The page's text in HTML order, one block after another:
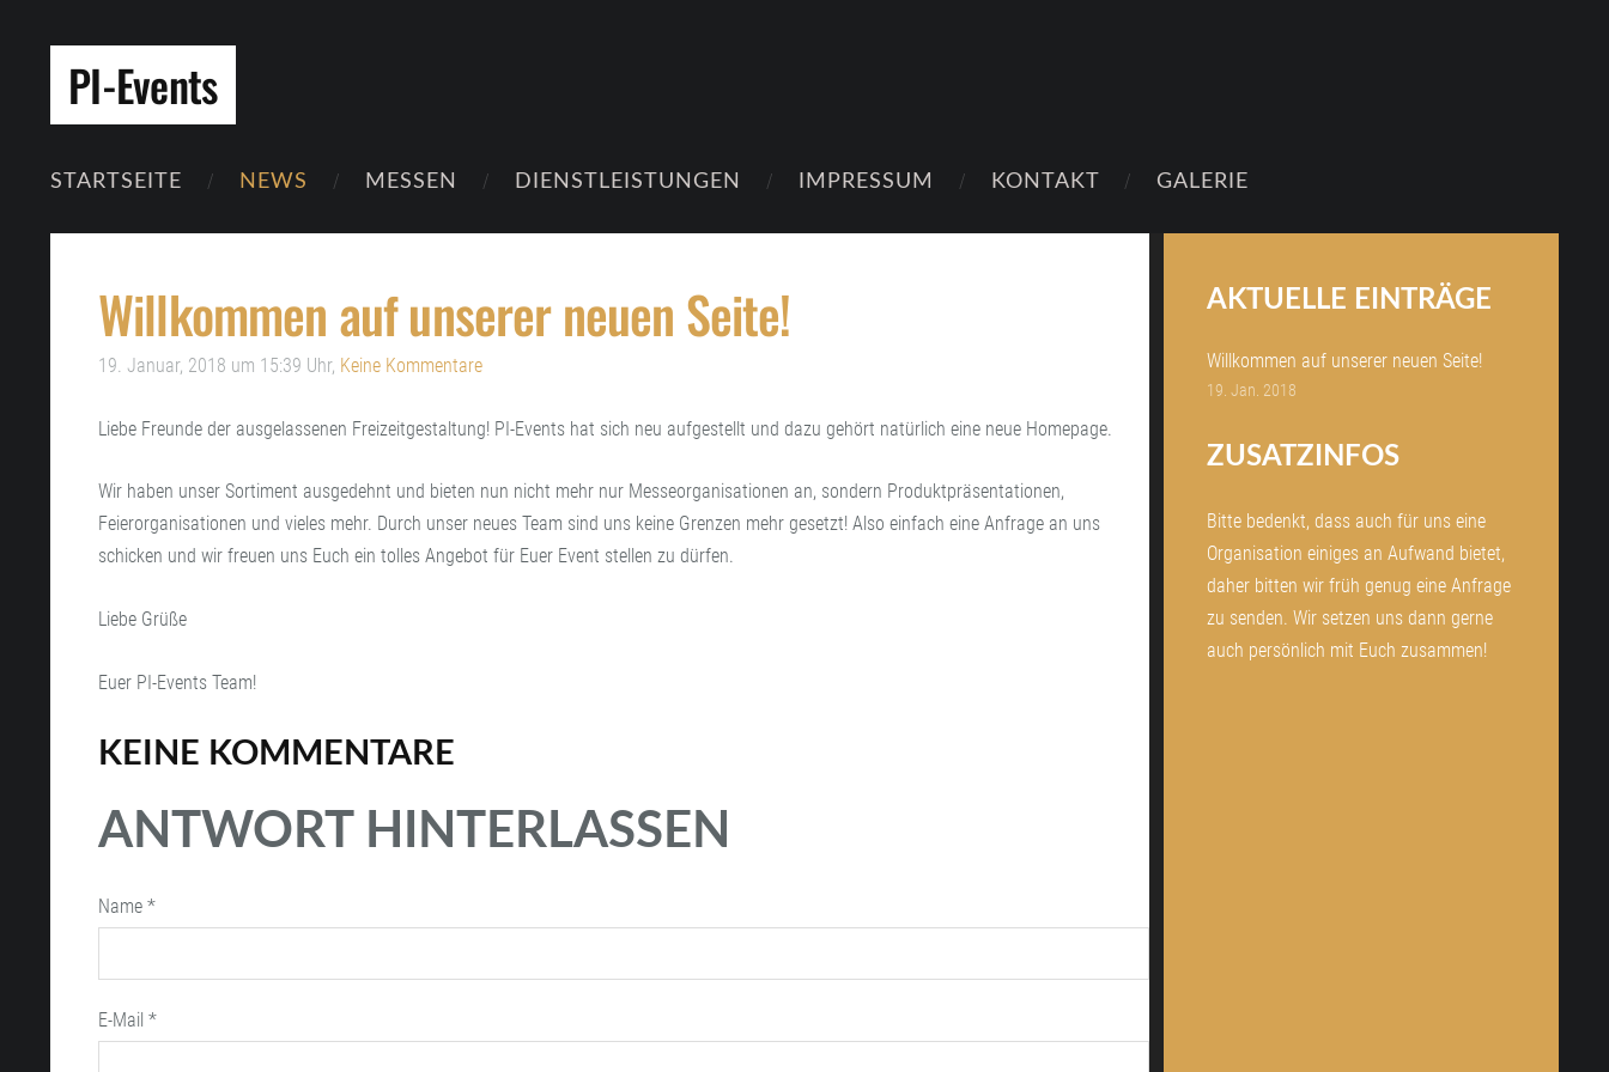
PI-Events
STARTSEITE NEWS MESSEN DIENSTLEISTUNGEN IMPRESSUM KONTAKT GALERIE
AKTUELLE EINTRÄGE
Willkommen auf unserer neuen Seite!
19. Jan. 2018
ZUSATZINFOS
Bitte bedenkt, dass auch für uns eine
Organisation einiges an Aufwand bietet,
daher bitten wir früh genug eine Anfrage
zu senden. Wir setzen uns dann gerne
auch persönlich mit Euch zusammen!
Willkommen auf unserer neuen Seite!
19. Januar, 2018 um 15:39 Uhr, Keine Kommentare
Liebe Freunde der ausgelassenen Freizeitgestaltung! PI-Events hat sich neu aufgestellt und dazu gehört natürlich eine neue Homepage.
Wir haben unser Sortiment ausgedehnt und bieten nun nicht mehr nur Messeorganisationen an, sondern Produktpräsentationen,
Feierorganisationen und vieles mehr. Durch unser neues Team sind uns keine Grenzen mehr gesetzt! Also einfach eine Anfrage an uns
schicken und wir freuen uns Euch ein tolles Angebot für Euer Event stellen zu dürfen.
Liebe Grüße
Euer PI-Events Team!
KEINE KOMMENTARE
ANTWORT HINTERLASSEN
Name *
E-Mail *